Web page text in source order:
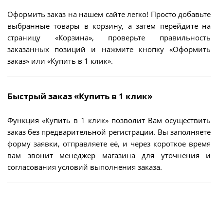
Оформить заказ на нашем сайте легко! Просто добавьте
выбранные товары в корзину, а затем перейдите на
страницу «Корзина», проверьте правильность
заказанных позиций и нажмите кнопку «Оформить
заказ» или «Купить в 1 клик».
Быстрый заказ «Купить в 1 клик»
Функция «Купить в 1 клик» позволит Вам осуществить
заказ без предварительной регистрации. Вы заполняете
форму заявки, отправляете её, и через короткое время
вам звонит менеджер магазина для уточнения и
согласования условий выполнения заказа.